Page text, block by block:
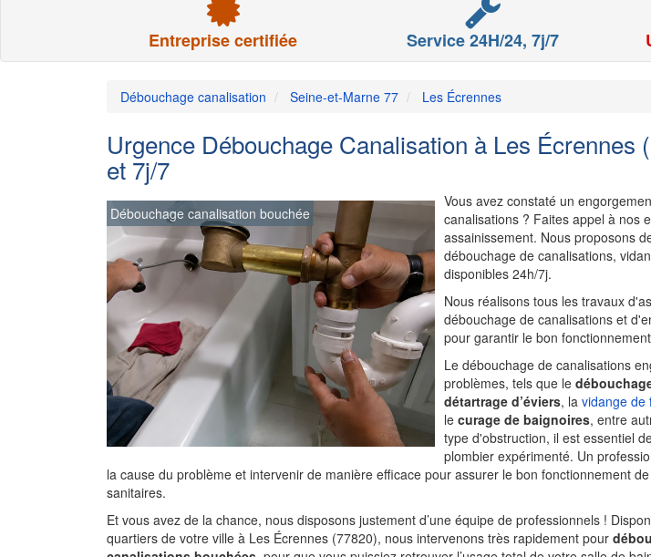
Entreprise certifiée Service 24H/24, 7j/7
Débouchage canalisation Seine-et-Marne 77 Les Écrennes
Urgence Débouchage Canalisation à Les Écrennes
et 7j/7
Débouchage canalisation bouchée
Vous avez constaté un
canalisations ? Faites appel à nos
assainissement. Nous proposons
débouchage de canalisations,
disponibles 24h/7j.
Nous réalisons tous les travaux
débouchage de canalisations et
pour garantir le bon
Le débouchage de canalisations
problèmes, tels que le
détartrage d’éviers, la vidange de
le curage de baignoires, entre
type d'obstruction, il est essentiel
plombier expérimenté. Un
la cause du problème et intervenir de manière efficace pour assurer le bon fonctionnement
sanitaires.
Et vous avez de la chance, nous disposons justement d’une équipe de professionnels !
quartiers de votre ville à Les Écrennes (77820), nous intervenons très rapidement pour